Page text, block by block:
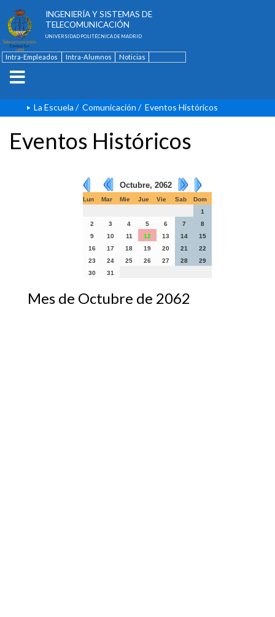
INGENIERÍA Y SISTEMAS DE
TELECOMUNICACIÓN
UNIVERSIDAD POLITÉCNICA DE MADRID
Intra-Empleados Intra-Alumnos
Noticias
La Escuela / Comunicación / Eventos Históricos
Eventos Históricos
Octubre, 2062
Lun Mar Mie Jue Vie Sab
Dom
1
2
3 4 5 6 7
8
9
10 11 12 13 14
15
16
17 18 19 20 21
22
23
24 25 26 27 28
29
30
31
Mes de Octubre de 2062